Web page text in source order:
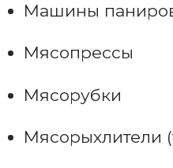
Машины
Мясопрессы
Мясорубки
Мясорыхлители